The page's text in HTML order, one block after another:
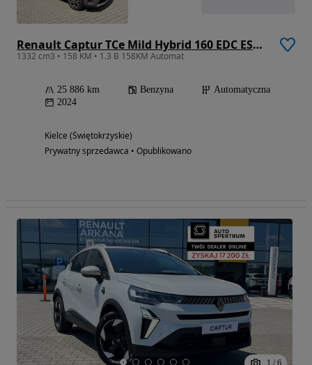
Renault Captur TCe Mild Hybrid 160 EDC ESPRIT ALPINE
1332 cm3 • 158 KM • 1.3 B 158KM Automat
25 886 km Benzyna
Automatyczna
2024
Kielce (Świętokrzyskie)
Prywatny sprzedawca • Opublikowano
1 / 6